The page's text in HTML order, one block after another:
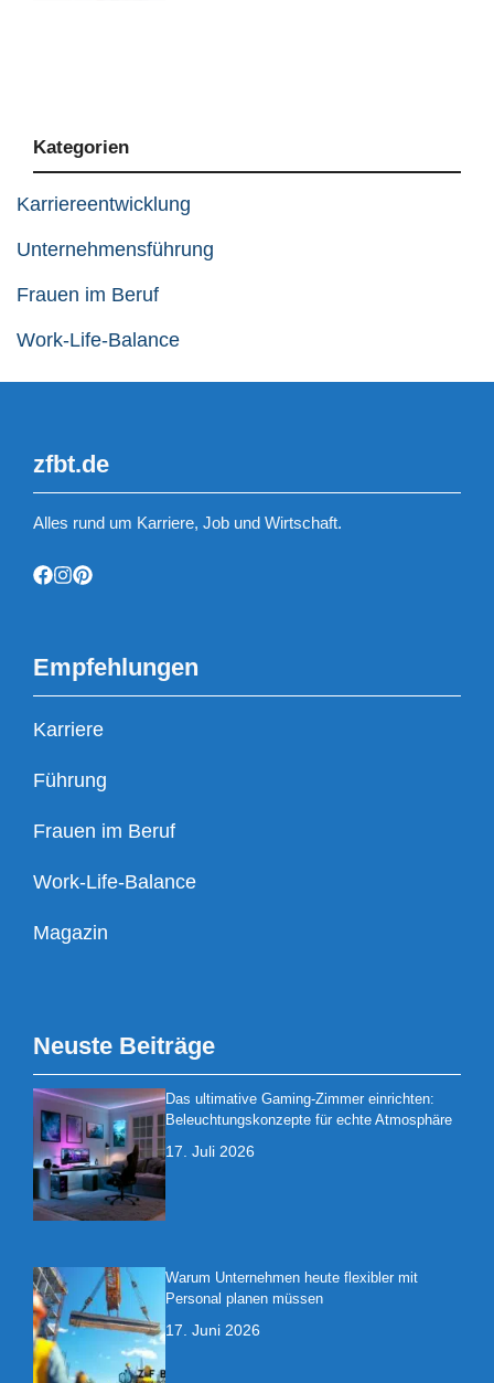
Kategorien
Karriereentwicklung
Unternehmensführung
Frauen im Beruf
Work-Life-Balance
zfbt.de
Alles rund um Karriere, Job und Wirtschaft.
Empfehlungen
Karriere
Führung
Frauen im Beruf
Work-Life-Balance
Magazin
Neuste Beiträge
Das ultimative Gaming-Zimmer einrichten:
Beleuchtungskonzepte für echte Atmosphäre
17. Juli 2026
Warum Unternehmen heute flexibler mit
Personal planen müssen
17. Juni 2026